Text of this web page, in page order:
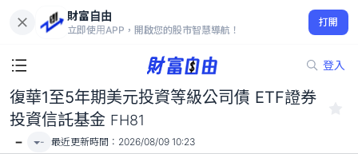
財富自由
立即使用APP，開啟您的股市智慧導航！
打開
登入
復華1至5年期美元投資等級公司債 ETF證券投資信託基金 FH81
-
復華1至5年期美元投資等級公司債 ETF證券
投資信託基金 FH81
- - 最近更新時間： 2026/08/09 10:23